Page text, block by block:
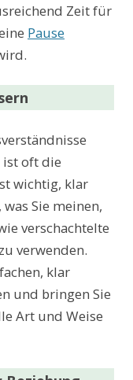
Zeit für
Pause
ist oft die
wichtig, klar
Sie meinen,
verschachtelte
verwenden.
klar
und bringen Sie
Art und Weise